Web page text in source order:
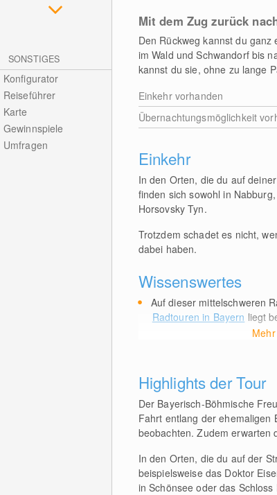
SONSTIGES
Konfigurator
Reiseführer
Karte
Gewinnspiele
Umfragen
Mit dem Zug zurück
Den Rückweg kannst du
im Wald und Schwandorf bis
kannst du sie, ohne zu lange
Einkehr vorhanden
Übernachtungsmöglichkeit
Einkehr
In den Orten, die du auf
finden sich sowohl in
Horsovsky Tyn.
Trotzdem schadet es nicht,
dabei haben.
Wissenswertes
Auf dieser mittelschweren
Radtouren in Bayern liegt
Highlights der Tour
Der Bayerisch-Böhmische
Fahrt entlang der ehemaligen
beobachten. Zudem erwarten
In den Orten, die du auf der
beispielsweise das Doktor
in Schönsee oder das